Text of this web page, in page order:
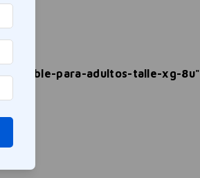
para-adultos-talle-xg-8u"